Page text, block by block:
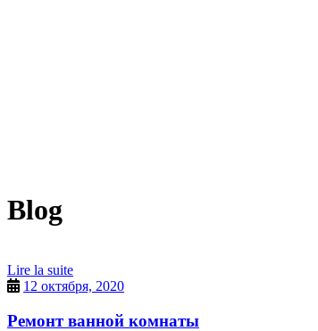
Blog
Lire la suite
12 октября, 2020
Ремонт ванной комнаты